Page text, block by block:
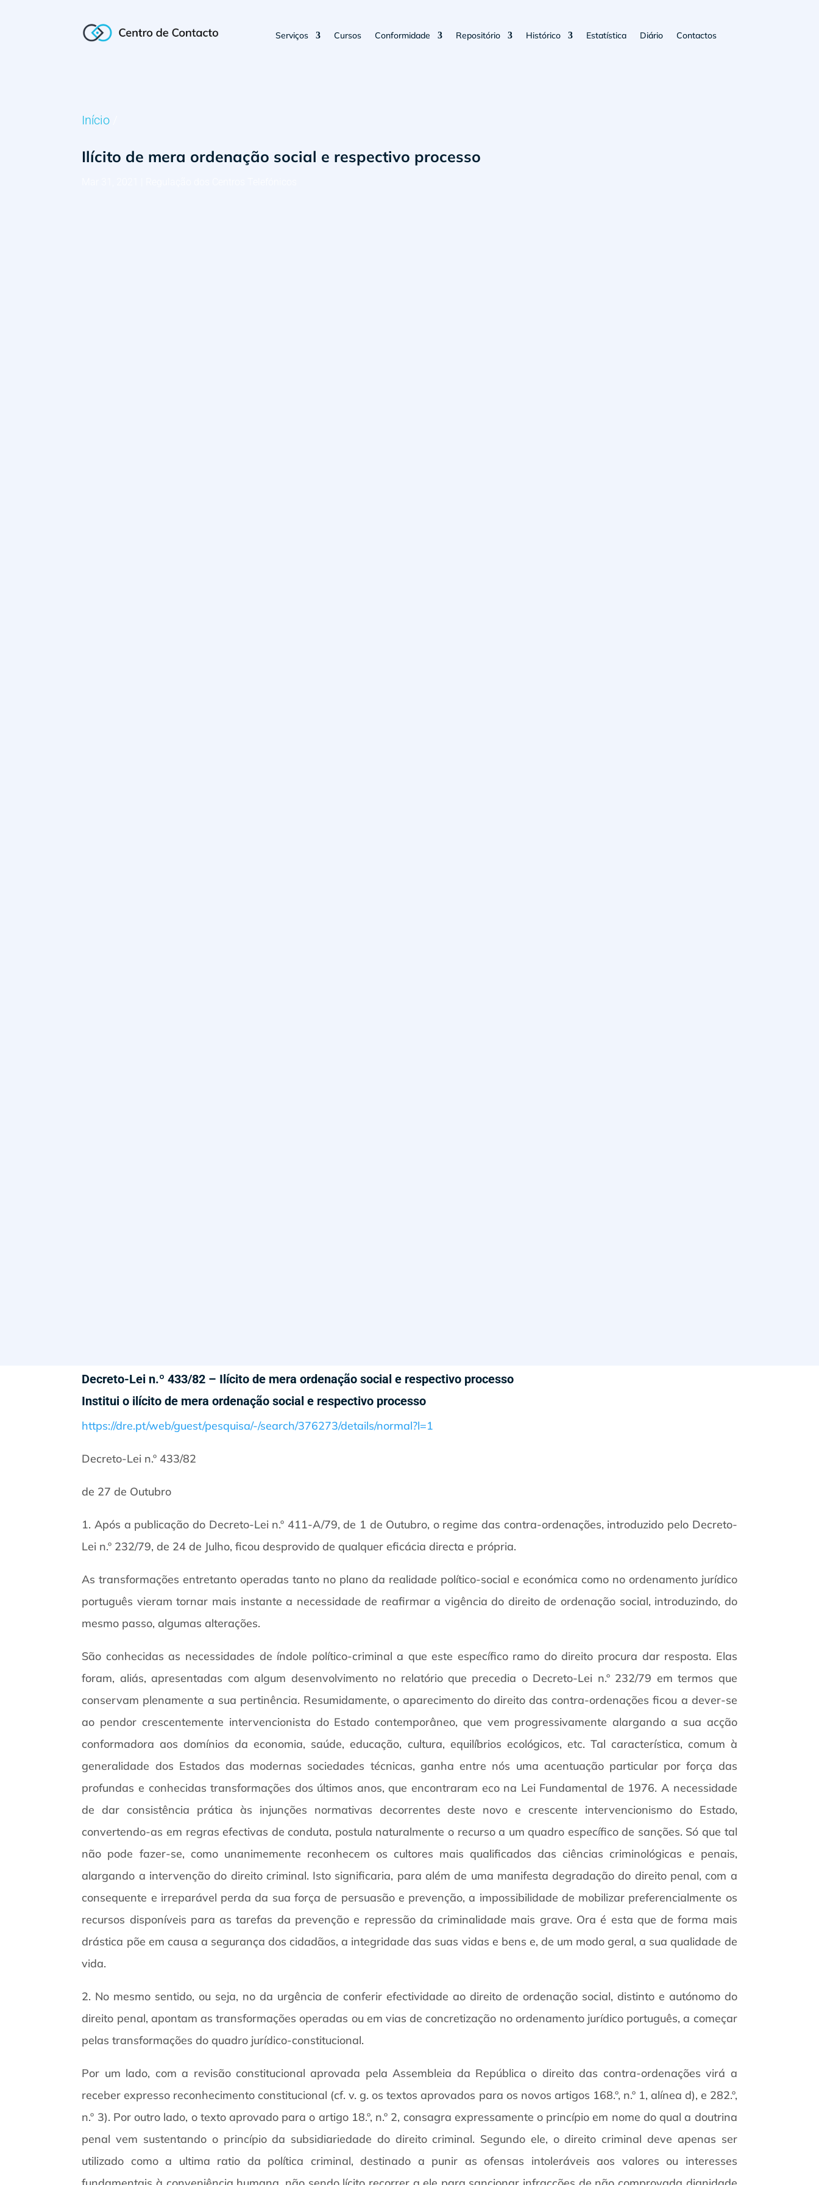
Serviços Cursos Conformidade Repositório Histórico Estatística Diário Contactos
Início
Ilícito de mera ordenação social e respectivo processo
Decreto-Lei n.º 433/82 – Ilícito de mera ordenação social e respectivo processo
Institui o ilícito de mera ordenação social e respectivo processo
https://dre.pt/web/guest/pesquisa/-/search/376273/details/normal?l=1
Decreto-Lei n.º 433/82
de 27 de Outubro
1. Após a publicação do Decreto-Lei n.º 411-A/79, de 1 de Outubro, o regime das contra-ordenações, introduzido pelo Decreto-
Lei n.º 232/79, de 24 de Julho, ficou desprovido de qualquer eficácia directa e própria.
As transformações entretanto operadas tanto no plano da realidade político-social e económica como no ordenamento jurídico
português vieram tornar mais instante a necessidade de reafirmar a vigência do direito de ordenação social, introduzindo, do
mesmo passo, algumas alterações.
São conhecidas as necessidades de índole político-criminal a que este específico ramo do direito procura dar resposta. Elas
foram, aliás, apresentadas com algum desenvolvimento no relatório que precedia o Decreto-Lei n.º 232/79 em termos que
conservam plenamente a sua pertinência. Resumidamente, o aparecimento do direito das contra-ordenações ficou a dever-se
ao pendor crescentemente intervencionista do Estado contemporâneo, que vem progressivamente alargando a sua acção
conformadora aos domínios da economia, saúde, educação, cultura, equilíbrios ecológicos, etc. Tal característica, comum à
generalidade dos Estados das modernas sociedades técnicas, ganha entre nós uma acentuação particular por força das
profundas e conhecidas transformações dos últimos anos, que encontraram eco na Lei Fundamental de 1976. A necessidade
de dar consistência prática às injunções normativas decorrentes deste novo e crescente intervencionismo do Estado,
convertendo-as em regras efectivas de conduta, postula naturalmente o recurso a um quadro específico de sanções. Só que tal
não pode fazer-se, como unanimemente reconhecem os cultores mais qualificados das ciências criminológicas e penais,
alargando a intervenção do direito criminal. Isto significaria, para além de uma manifesta degradação do direito penal, com a
consequente e irreparável perda da sua força de persuasão e prevenção, a impossibilidade de mobilizar preferencialmente os
recursos disponíveis para as tarefas da prevenção e repressão da criminalidade mais grave. Ora é esta que de forma mais
drástica põe em causa a segurança dos cidadãos, a integridade das suas vidas e bens e, de um modo geral, a sua qualidade de
vida.
2. No mesmo sentido, ou seja, no da urgência de conferir efectividade ao direito de ordenação social, distinto e autónomo do
direito penal, apontam as transformações operadas ou em vias de concretização no ordenamento jurídico português, a começar
pelas transformações do quadro jurídico-constitucional.
Por um lado, com a revisão constitucional aprovada pela Assembleia da República o direito das contra-ordenações virá a
receber expresso reconhecimento constitucional (cf. v. g. os textos aprovados para os novos artigos 168.º, n.º 1, alínea d), e 282.º,
n.º 3). Por outro lado, o texto aprovado para o artigo 18.º, n.º 2, consagra expressamente o princípio em nome do qual a doutrina
penal vem sustentando o princípio da subsidiariedade do direito criminal. Segundo ele, o direito criminal deve apenas ser
utilizado como a ultima ratio da política criminal, destinado a punir as ofensas intoleráveis aos valores ou interesses